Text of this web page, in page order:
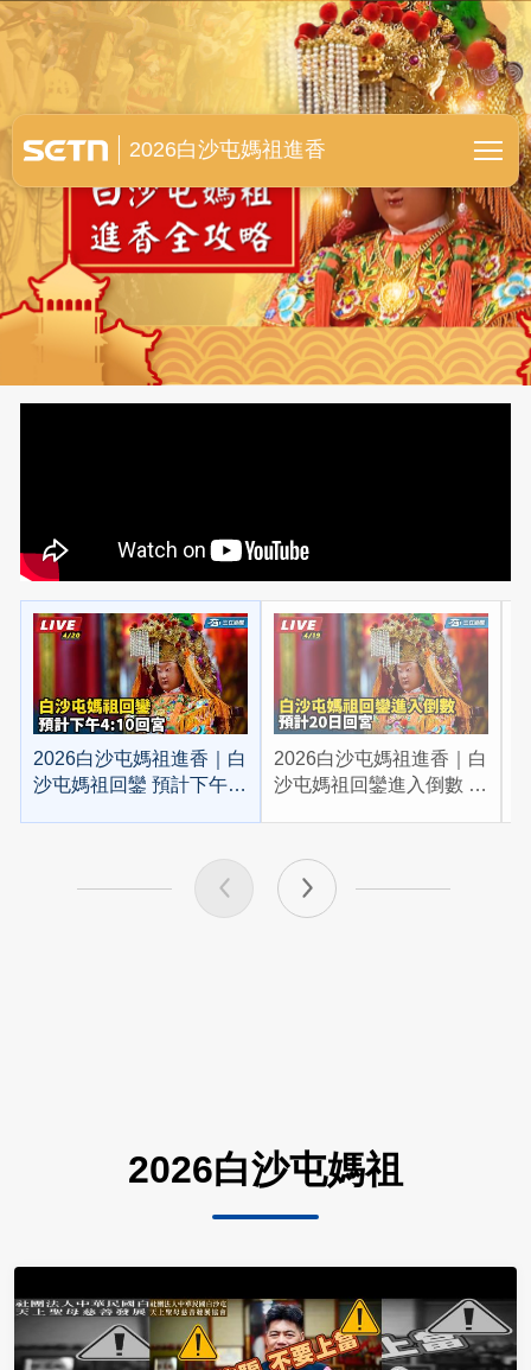
白沙屯媽祖進香全紀錄
2026白沙屯媽祖進香
2026白沙屯媽祖進香｜白
沙屯媽祖回鑾 預計下午
2026白沙屯媽祖進香｜白
沙屯媽祖回鑾進入倒數 預
2026白沙屯媽祖